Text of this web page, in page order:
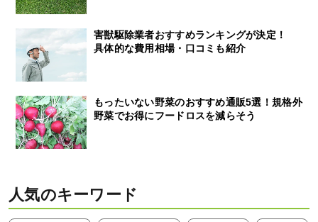
害獣駆除業者おすすめランキングが決定！
具体的な費用相場・口コミも紹介
もったいない野菜のおすすめ通販5選！規格外
野菜でお得にフードロスを減らそう
人気のキーワード